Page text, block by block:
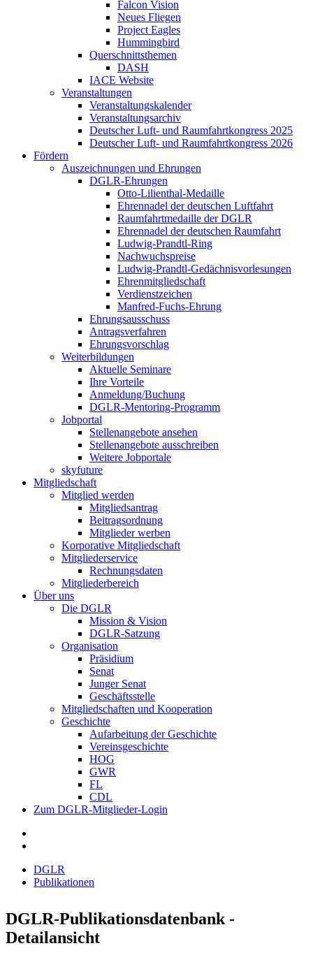
Falcon Vision
Neues Fliegen
Project Eagles
Hummingbird
Querschnittsthemen
DASH
IACE Website
Veranstaltungen
Veranstaltungskalender
Veranstaltungsarchiv
Deutscher Luft- und Raumfahrtkongress 2025
Deutscher Luft- und Raumfahrtkongress 2026
Fördern
Auszeichnungen und Ehrungen
DGLR-Ehrungen
Otto-Lilienthal-Medaille
Ehrennadel der deutschen Luftfahrt
Raumfahrtmedaille der DGLR
Ehrennadel der deutschen Raumfahrt
Ludwig-Prandtl-Ring
Nachwuchspreise
Ludwig-Prandtl-Gedächnisvorlesungen
Ehrenmitgliedschaft
Verdienstzeichen
Manfred-Fuchs-Ehrung
Ehrungsausschuss
Antragsverfahren
Ehrungsvorschlag
Weiterbildungen
Aktuelle Seminare
Ihre Vorteile
Anmeldung/Buchung
DGLR-Mentoring-Programm
Jobportal
Stellenangebote ansehen
Stellenangebote ausschreiben
Weitere Jobportale
skyfuture
Mitgliedschaft
Mitglied werden
Mitgliedsantrag
Beitragsordnung
Mitglieder werben
Korporative Mitgliedschaft
Mitgliederservice
Rechnungsdaten
Mitgliederbereich
Über uns
Die DGLR
Mission & Vision
DGLR-Satzung
Organisation
Präsidium
Senat
Junger Senat
Geschäftsstelle
Mitgliedschaften und Kooperation
Geschichte
Aufarbeitung der Geschichte
Vereinsgeschichte
HOG
GWR
FL
CDL
Zum DGLR-Mitglieder-Login
DGLR
Publikationen
DGLR-Publikationsdatenbank -
Detailansicht